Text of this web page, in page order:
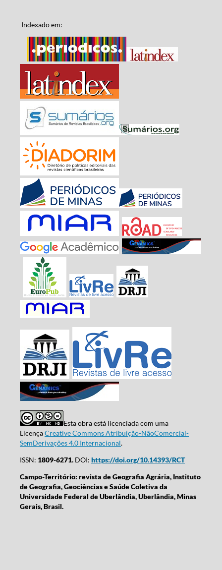
Indexado em:
Esta obra está licenciada com uma
LicençaCreative Commons Atribuição-NãoComercial-
SemDerivações 4.0 Internacional.
ISSN: 1809-6271.DOI: https://doi.org/10.14393/RCT
Campo-Território: revista de Geografia Agrária, Instituto
de Geografia, Geociências e Saúde Coletiva da
Universidade Federal de Uberlândia, Uberlândia, Minas
Gerais, Brasil.